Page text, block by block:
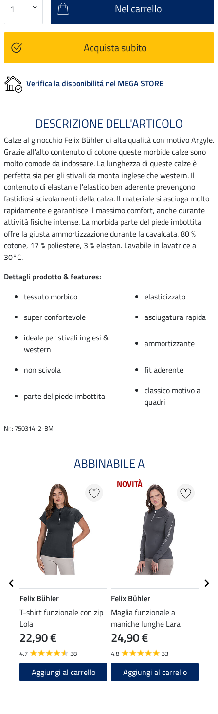
Nel carrello
Acquista subito
Verifica la disponibilitá nel MEGA STORE
DESCRIZIONE DELL'ARTICOLO
Calze al ginocchio Felix Bühler di alta qualità con motivo Argyle.
Grazie all'alto contenuto di cotone queste morbide calze sono
molto comode da indossare. La lunghezza di queste calze è
perfetta sia per gli stivali da monta inglese che western. Il
contenuto di elastan e l'elastico ben aderente prevengono
fastidiosi scivolamenti della calza. Il materiale si asciuga molto
rapidamente e garantisce il massimo comfort, anche durante
attività fisiche intense. La morbida parte del piede imbottita
offre la giusta ammortizzazione durante la cavalcata. 80 %
cotone, 17 % poliestere, 3 % elastan. Lavabile in lavatrice a
30°C.
Dettagli prodotto & features:
tessuto morbido
elasticizzato
super confortevole
asciugatura rapida
ideale per stivali inglesi &
western
ammortizzante
non scivola fit aderente
parte del piede imbottita
classico motivo a
quadri
Nr.: 750314-2-BM
ABBINABILE A
Felix Bühler
T-shirt funzionale con zip
Lola
22,90 €
4.7 38
Aggiungi al carrello
NOVITÀ
Felix Bühler
Maglia funzionale a
maniche lunghe Lara
24,90 €
4.8 33
Aggiungi al carrello